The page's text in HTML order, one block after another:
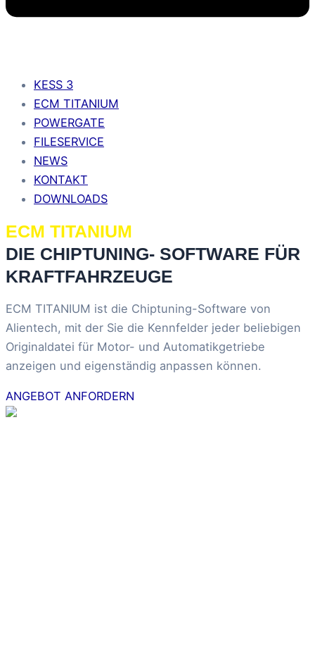
KESS 3
ECM TITANIUM
POWERGATE
FILESERVICE
NEWS
KONTAKT
DOWNLOADS
ECM TITANIUM
DIE CHIPTUNING- SOFTWARE FÜR
KRAFTFAHRZEUGE
ECM TITANIUM ist die Chiptuning-Software von
Alientech, mit der Sie die Kennfelder jeder beliebigen
Originaldatei für Motor- und Automatikgetriebe
anzeigen und eigenständig anpassen können.
ANGEBOT ANFORDERN